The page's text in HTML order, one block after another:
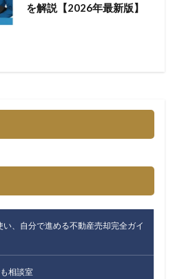
を解説【2026年最新版】
、自分で進める不動産売却完全ガイ
相談室